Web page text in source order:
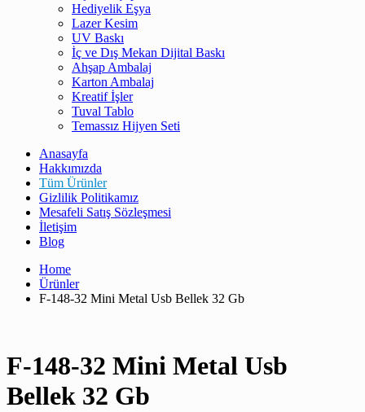
Hediyelik Eşya
Lazer Kesim
UV Baskı
İç ve Dış Mekan Dijital Baskı
Ahşap Ambalaj
Karton Ambalaj
Kreatif İşler
Tuval Tablo
Temassız Hijyen Seti
Anasayfa
Hakkımızda
Tüm Ürünler
Gizlilik Politikamız
Mesafeli Satış Sözleşmesi
İletişim
Blog
Home
Ürünler
F-148-32 Mini Metal Usb Bellek 32 Gb
F-148-32 Mini Metal Usb
Bellek 32 Gb